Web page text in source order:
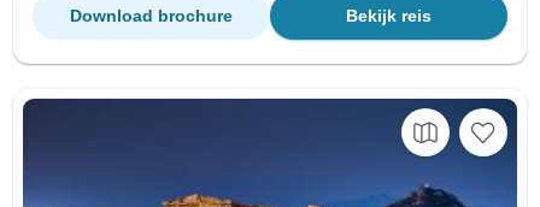
Bekijk reis
Download brochure